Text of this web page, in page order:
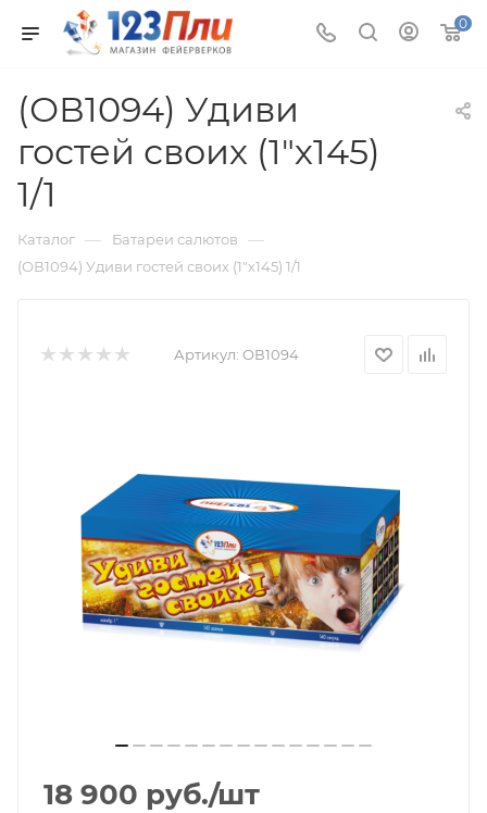
0
(ОВ1094) Удиви
гостей своих (1"х145)
1/1
Каталог — Батареи салютов —
(ОВ1094) Удиви гостей своих (1"х145) 1/1
Артикул: ОВ1094
18 900 руб./шт